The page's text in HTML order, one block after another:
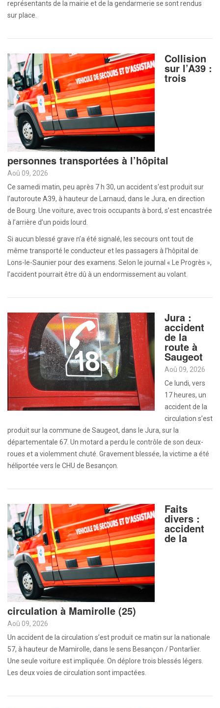
représentants de la mairie et de la gendarmerie se sont rendus
sur place.
Collision
sur l’A39 :
trois
personnes transportées à l’hôpital
Aoû 09, 2026
Ce samedi matin, peu après 7 h 30, un accident s'est produit sur
l’autoroute A39, à hauteur de Larnaud, dans le Jura, en direction
de Bourg. Une voiture, avec trois occupants à bord, s’est encastrée
à l’arrière d’un poids lourd.
Si aucun blessé grave n’a été signalé, les secours ont tout de
même transporté le conducteur et les passagers à l’hôpital de
Lons-le-Saunier pour des examens. Selon le journal « Le Progrès »,
l’accident pourrait être dû à un endormissement au volant.
Jura :
accident
de la
route à
Saugeot
Aoû 09, 2026
Ce lundi, vers
17 heures, un
accident de la
circulation s’est
produit sur la commune de Saugeot, dans le Jura, sur la
départementale 67. Un motard a perdu le contrôle de son deux-
roues et a violemment chuté. Gravement blessée, la victime a été
héliportée vers le CHU de Besançon.
Faits
divers :
accident
de la
circulation à Mamirolle (25)
Aoû 09, 2026
Un accident de la circulation s’est produit ce matin sur la nationale
57, à hauteur de Mamirolle, dans le sens Besançon / Pontarlier.
Une seule voiture est impliquée. On déplore trois blessés légers.
Les deux voies de circulation sont impactées.